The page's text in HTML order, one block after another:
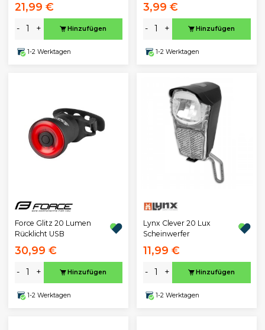
21,99 €
- + Hinzufügen
1-2 Werktagen
3,99 €
- + Hinzufügen
1-2 Werktagen
Force Glitz 20 Lumen
Rücklicht USB
30,99 €
- + Hinzufügen
1-2 Werktagen
Lynx Clever 20 Lux
Scheinwerfer
11,99 €
- + Hinzufügen
1-2 Werktagen